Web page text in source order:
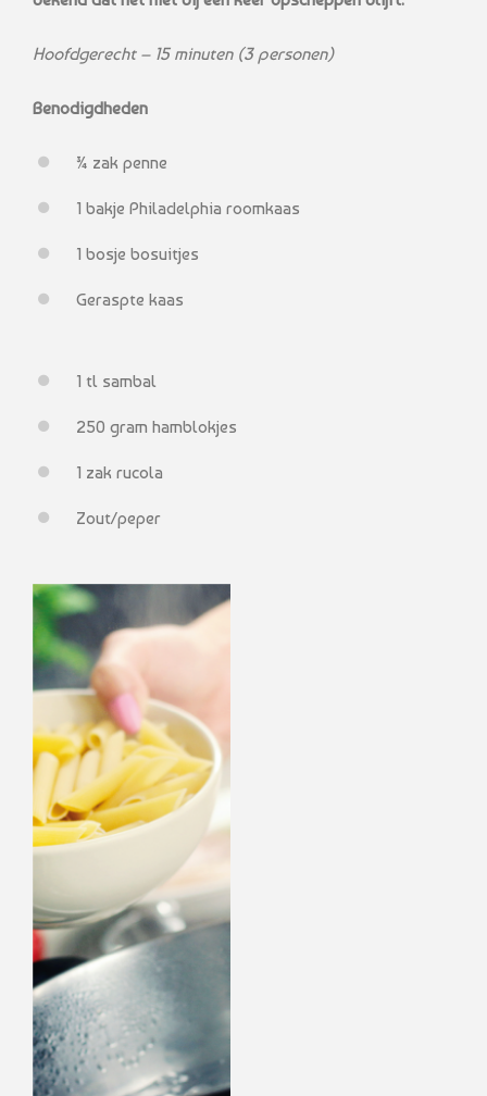
Hoofdgerecht – 15 minuten (3 personen)
Benodigdheden
¾ zak penne
1 bakje Philadelphia roomkaas
1 bosje bosuitjes
Geraspte kaas
1 tl sambal
250 gram hamblokjes
1 zak rucola
Zout/peper